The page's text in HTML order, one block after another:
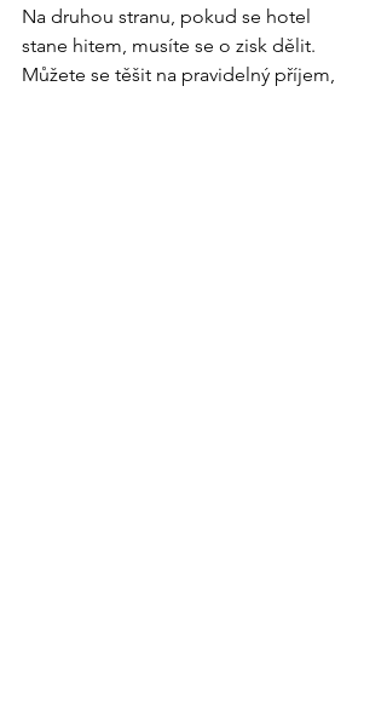
Na druhou stranu, pokud se hotel
stane hitem, musíte se o zisk dělit.
Můžete se těšit na pravidelný příjem,